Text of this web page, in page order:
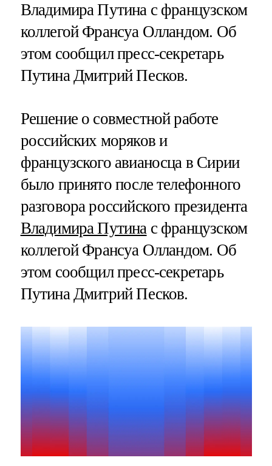
Владимира Путина с французском
коллегой Франсуа Олландом. Об
этом сообщил пресс-секретарь
Путина Дмитрий Песков.
Решение о совместной работе
российских моряков и
французского авианосца в Сирии
было принято после телефонного
разговора российского президента
Владимира Путинас французском
коллегой Франсуа Олландом. Об
этом сообщил пресс-секретарь
Путина Дмитрий Песков.